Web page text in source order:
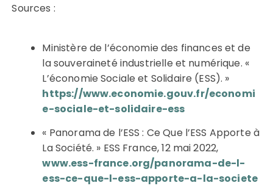
Sources :
Ministère de l’économie des finances et de
la souveraineté industrielle et numérique. «
L’économie Sociale et Solidaire (ESS). »
https://www.economie.gouv.fr/economi
e-sociale-et-solidaire-ess
« Panorama de l’ESS : Ce Que l’ESS Apporte à
La Société. » ESS France, 12 mai 2022,
www.ess-france.org/panorama-de-l-
ess-ce-que-l-ess-apporte-a-la-societe